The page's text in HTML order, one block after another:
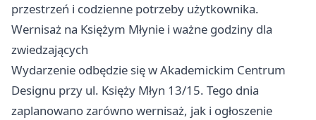
przestrzeń i codzienne potrzeby użytkownika.
Wernisaż na Księżym Młynie i ważne godziny dla
zwiedzających
Wydarzenie odbędzie się w Akademickim Centrum
Designu przy ul. Księży Młyn 13/15. Tego dnia
zaplanowano zarówno wernisaż, jak i ogłoszenie